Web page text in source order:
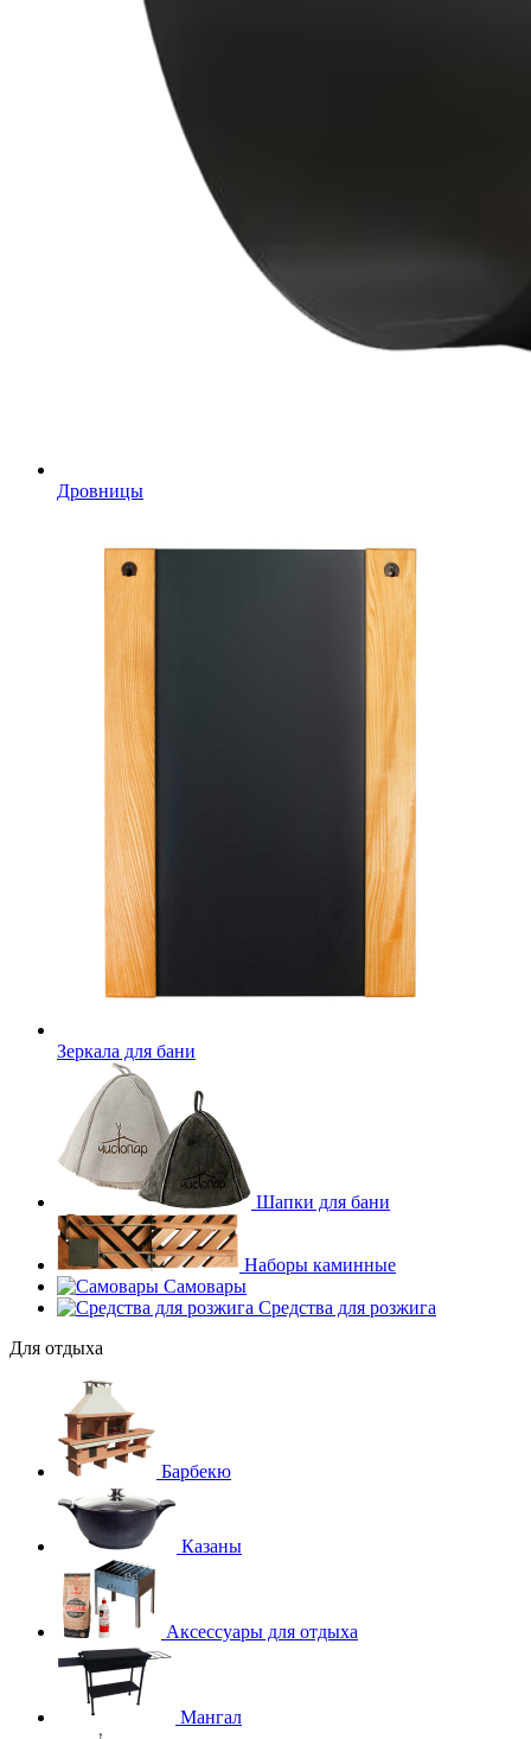
Дровницы
Зеркала для бани
Шапки для бани
Наборы каминные
Самовары
Средства для розжига
Для отдыха
Барбекю
Казаны
Аксессуары для отдыха
Мангал